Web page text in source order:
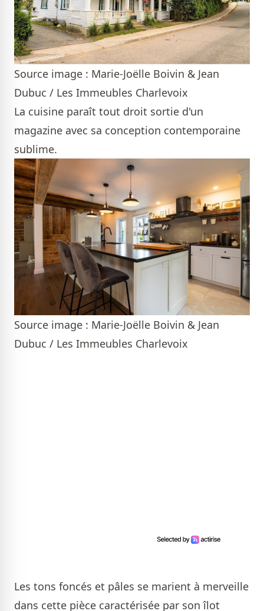
Source image : Marie-Joëlle Boivin & Jean
Dubuc / Les Immeubles Charlevoix
La cuisine paraît tout droit sortie d'un
magazine avec sa conception contemporaine
sublime.
Source image : Marie-Joëlle Boivin & Jean
Dubuc / Les Immeubles Charlevoix
Les tons foncés et pâles se marient à merveille
dans cette pièce caractérisée par son îlot